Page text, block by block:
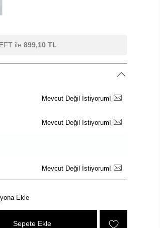
ile 899,10 TL
Mevcut Değil İstiyorum!
Mevcut Değil İstiyorum!
Mevcut Değil İstiyorum!
Ekle
Sepete Ekle